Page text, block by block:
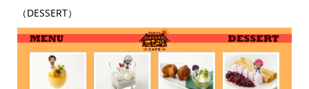
（DESSERT）